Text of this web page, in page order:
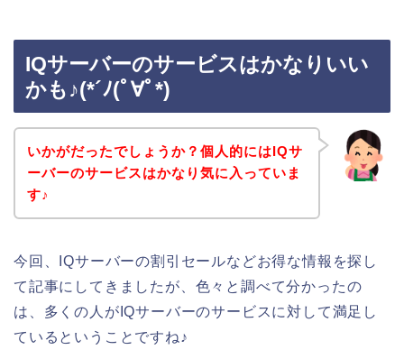
IQサーバーのサービスはかなりいい
かも♪(*´ﾉ(ﾟ∀ﾟ*)
いかがだったでしょうか？個人的にはIQサ
ーバーのサービスはかなり気に入っていま
す♪
今回、IQサーバーの割引セールなどお得な情報を探し
て記事にしてきましたが、色々と調べて分かったの
は、多くの人がIQサーバーのサービスに対して満足し
ているということですね♪